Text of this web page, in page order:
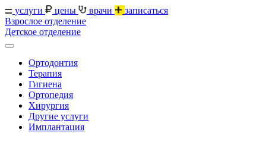
услуги цены врачи
записаться
Взрослое отделение
Детское отделение
Ортодонтия
Терапия
Гигиена
Ортопедия
Хирургия
Другие услуги
Имплантация